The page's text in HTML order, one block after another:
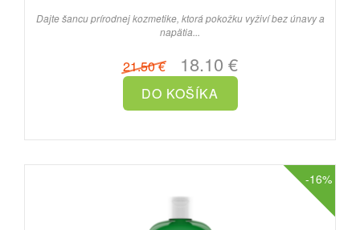
Dajte šancu prírodnej kozmetike, ktorá pokožku vyživí bez únavy a
napätia...
21.50 €18.10 €
-16%